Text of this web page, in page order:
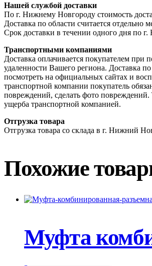
Нашей службой доставки
По г. Нижнему Новгороду стоимость
Доставка по области считается
Срок доставки в течении одного дня по
Транспортными компаниями
Доставка оплачивается покупателем
удаленности Вашего региона. Доставка
посмотреть на официальных сайтах и
транспортной компании покупатель
повреждений, сделать фото
ущерба транспортной компанией.
Отгрузка товара
Отгрузка товара со склада в г. Нижний
Похожие
Муфта